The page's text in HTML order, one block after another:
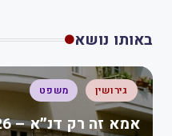
באותו נושא
גירושין משפט
אמא זה רק דנ״א – 27.6.26